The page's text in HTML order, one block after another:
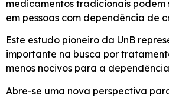
medicamentos tradicionais podem
em pessoas com dependência de
Este estudo pioneiro da UnB
importante na busca por
menos nocivos para a
Abre-se uma nova perspectiva